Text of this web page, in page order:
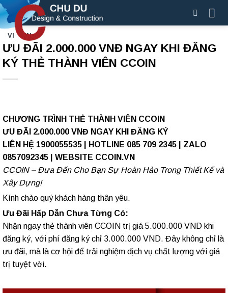
Skip
to
content
VI EN
ƯU ĐÃI 2.000.000 VNĐ NGAY KHI ĐĂNG
KÝ THẺ THÀNH VIÊN CCOIN
CHƯƠNG TRÌNH THẺ THÀNH VIÊN CCOIN
ƯU ĐÃI 2.000.000 VNĐ NGAY KHI ĐĂNG KÝ
LIÊN HỆ 1900055535 | HOTLINE 085 709 2345 | ZALO
0857092345 | WEBSITE CCOIN.VN
CCOIN – Đưa Đến Cho Bạn Sự Hoàn Hảo Trong Thiết Kế và
Xây Dựng!
Kính chào quý khách hàng thân yêu.
Ưu Đãi Hấp Dẫn Chưa Từng Có:
Nhận ngay thẻ thành viên CCOIN trị giá 5.000.000 VND khi
đăng ký, với phí đăng ký chỉ 3.000.000 VND. Đây không chỉ là
ưu đãi, mà là cơ hội để trải nghiệm dịch vụ chất lượng với giá
trị tuyệt vời.